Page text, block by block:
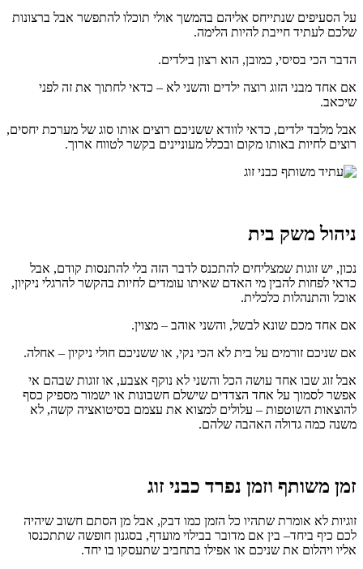
על הסעיפים שנתייחס אליהם בהמשך אולי תוכלו להתפשר אבל ברצונות
שלכם לעתיד חייבת להיות הלימה.
הדבר הכי בסיסי, כמובן, הוא רצון בילדים.
אם אחד מבני הזוג רוצה ילדים והשני לא – כדאי לחתוך את זה לפני
שיכאב.
אבל מלבד ילדים, כדאי לוודא ששניכם רוצים אותו סוג של מערכת יחסים,
רוצים לחיות באותו מקום ובכלל מעוניינים בקשר לטווח ארוך.
ניהול משק בית
נכון, יש זוגות שמצליחים להתכנס לדבר הזה בלי להתנסות קודם, אבל
כדאי לפחות להבין מי האדם שאיתו עומדים לחיות בהקשר להרגלי ניקיון,
אוכל והתנהלות כלכלית.
אם אחד מכם שונא לבשל, והשני אוהב – מצוין.
אם שניכם זורמים על בית לא הכי נקי, או ששניכם חולי ניקיון – אחלה.
אבל זוג שבו אחד עושה הכל והשני לא נוקף אצבע, או זוגות שבהם אי
אפשר לסמוך על אחד הצדדים שישלם חשבונות או ישמור מספיק כסף
להוצאות השוטפות – עלולים למצוא את עצמם בסיטואציה קשה, לא
משנה כמה גדולה האהבה שלהם.
זמן משותף וזמן נפרד כבני זוג
זוגיות לא אומרת שתהיו כל הזמן כמו דבק, אבל מן הסתם חשוב שיהיה
לכם כיף ביחד– בין אם מדובר בבילוי מועדף, בסגנון חופשה שתתכנסו
אליו ויהלום את שניכם או אפילו בתחביב שתעסקו בו יחד.